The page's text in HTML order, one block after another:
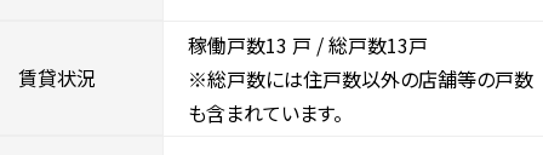
賃貸状況
稼働戸数13 戸 / 総戸数13戸
※総戸数には住戸数以外の店舗等の戸数
も含まれています。